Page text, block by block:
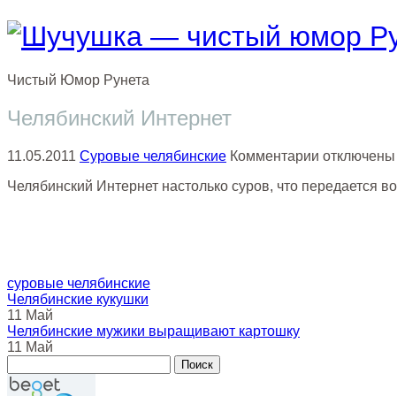
Чистый Юмор Рунета
Челябинский Интернет
11.05.2011 Суровые челябинские Комментарии котключены
Челябинский Интернет настолько суров, что передается
суровые челябинские
Челябинские кукушки
11 Май
Челябинские мужики выращивают картошку
11 Май